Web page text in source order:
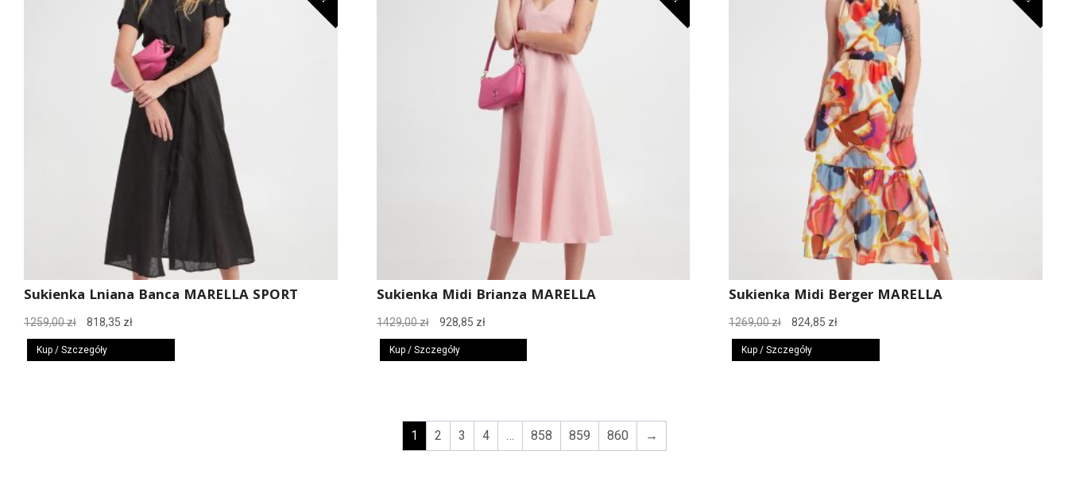
Sukienka Lniana Banca MARELLA SPORT
1259,00zł
Pierwotna
cena
wynosiła:
818,35 złAktualna
cena
wynosi:
Kup / Szczegóły
Sukienka Midi Brianza MARELLA
1429,00zł
Pierwotna
cena
wynosiła:
928,85 złAktualna
cena
wynosi:
Kup / Szczegóły
Sukienka Midi Berger MARELLA
1269,00zł
Pierwotna
cena
wynosiła:
824,85 złAktualna
cena
wynosi:
Kup / Szczegóły
1 2 3 4 … 858 859 860 →